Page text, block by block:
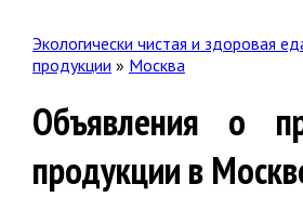
Экологически чистая и здоровая
продукции » Москва
Объявления о
продукции в